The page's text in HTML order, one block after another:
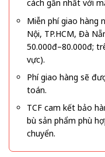
cách gần nhất với
Miễn phí giao hàng
Nội, TP.HCM, Đà
50.000đ–80.000đ;
vực).
Phí giao hàng sẽ
toán.
TCF cam kết bảo
bù sản phẩm phù
chuyển.